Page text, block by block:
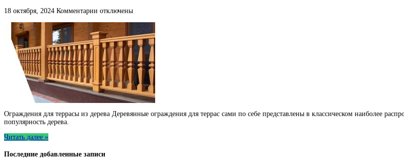
18 октября, 2024 Комментарии к
Деревянные
ограждения
для
террасы
—
ателье
«Блеск»
отключены
Ограждения для террасы из дерева Деревянные ограждения для террас сами по себе представлены в классическом наиболее
популярность дерева.
Читать далее »
Последние добавленные записи